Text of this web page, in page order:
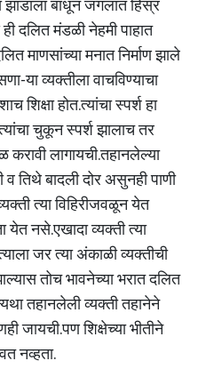
बांधून जंगलात हिंंस्र
दलित मंडळी नेहमी पाहात
माणसांच्या मनात निर्माण झाले
या व्यक्तीला वाचविण्याचा
शिक्षा होत.त्यांचा स्पर्श हा
चुकून स्पर्श झालाच तर
करावी लागायची.तहानलेल्या
तिथे बादली दोर असुनही पाणी
त्या विहिरीजवळून येत
येत नसे.एखादा व्यक्ती त्या
जर त्या अंकाळी व्यक्तीची
तोच भावनेच्या भरात दलित
तहानलेली व्यक्ती तहानेने
जायची.पण शिक्षेच्या भीतीने
नव्हता.